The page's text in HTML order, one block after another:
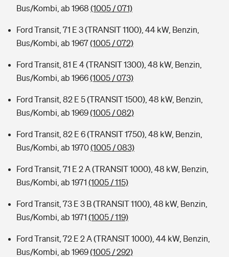
Bus/Kombi, ab 1968 (1005 / 071)
Ford Transit, 71 E 3 (TRANSIT 1100), 44 kW, Benzin,
Bus/Kombi, ab 1967(1005 / 072)
Ford Transit, 81 E 4 (TRANSIT 1300), 48 kW, Benzin,
Bus/Kombi, ab 1966(1005 / 073)
Ford Transit, 82 E 5 (TRANSIT 1500), 48 kW, Benzin,
Bus/Kombi, ab 1969(1005 / 082)
Ford Transit, 82 E 6 (TRANSIT 1750), 48 kW, Benzin,
Bus/Kombi, ab 1970(1005 / 083)
Ford Transit, 71 E 2 A (TRANSIT 1000), 48 kW, Benzin,
Bus/Kombi, ab 1971 (1005 / 115)
Ford Transit, 73 E 3 B (TRANSIT 1100), 48 kW, Benzin,
Bus/Kombi, ab 1971 (1005 / 119)
Ford Transit, 72 E 2 A (TRANSIT 1000), 44 kW, Benzin,
Bus/Kombi, ab 1969(1005 / 292)